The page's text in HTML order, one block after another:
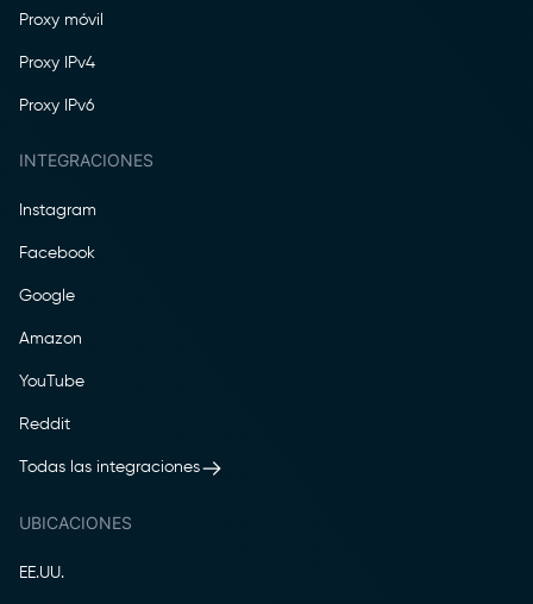
Proxy móvil
Proxy IPv4
Proxy IPv6
INTEGRACIONES
Instagram
Facebook
Google
Amazon
YouTube
Reddit
Todas las integraciones
UBICACIONES
EE.UU.